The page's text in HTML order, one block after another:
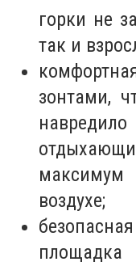
горки не
так и
зонтами,
воздухе;